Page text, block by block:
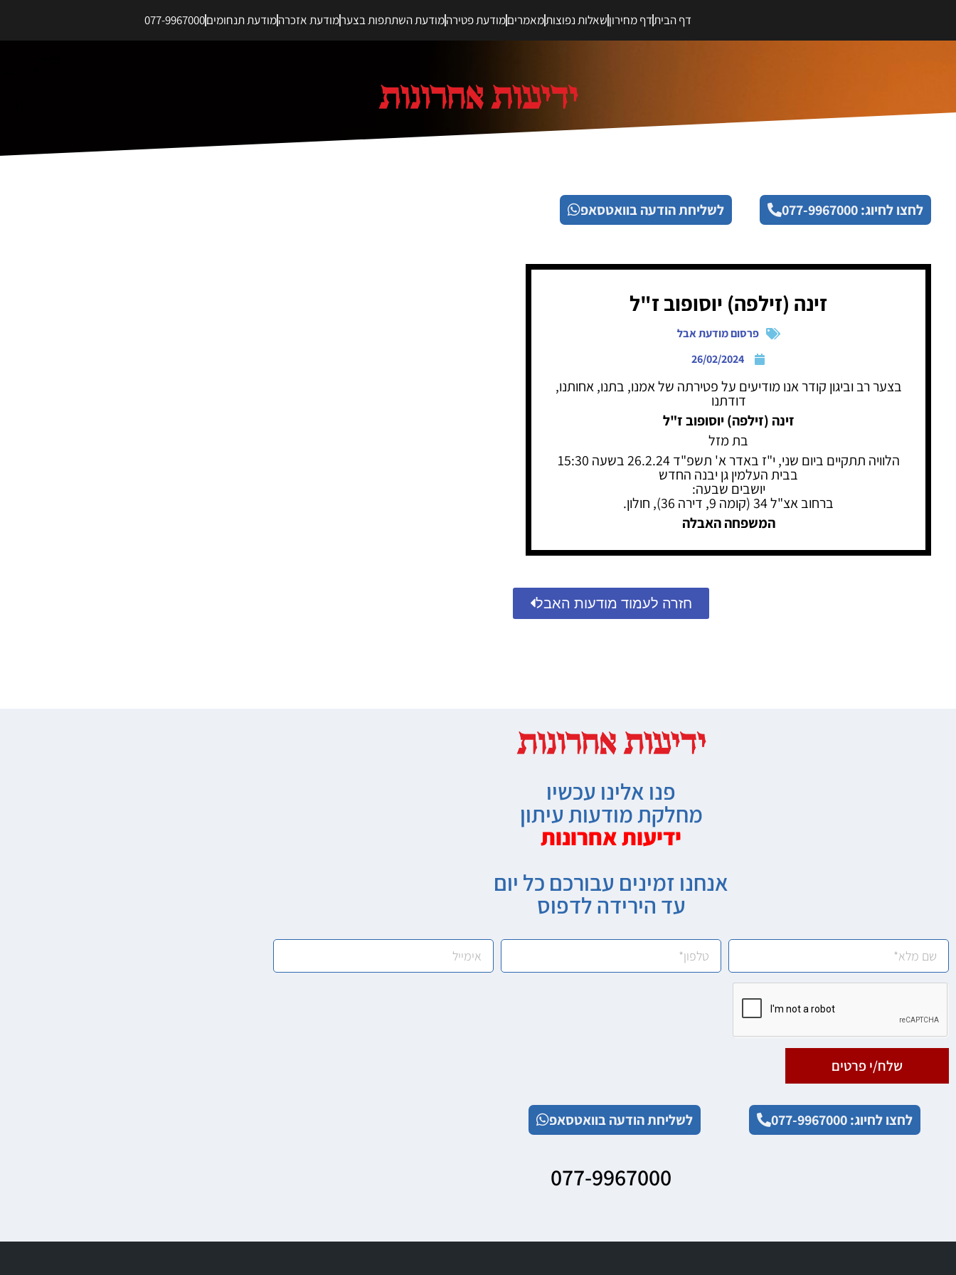
דף הביתדף מחירוןשאלות נפוצותמאמריםמודעת פטירהמודעת השתתפות בצערמודעת אזכרהמודעת תנחומים077-9967000
לחצו לחיוג: 077-9967000 לשליחת הודעה בוואטסאפ
זינה (זילפה) יוסופוב ז"ל
פרסום מודעת אבל
26/02/2024
בצער רב וביגון קודר אנו מודיעים על פטירתה של אמנו, בתנו, אחותנו,
דודתנו
זינה (זילפה) יוסופוב ז"ל
בת מזל
הלוויה תתקיים ביום שני, י"ז באדר א' תשפ"ד 26.2.24 בשעה 15:30
בבית העלמין גן יבנה החדש
יושבים שבעה:
ברחוב אצ"ל 34 (קומה 9, דירה 36), חולון.
המשפחה האבלה
חזרה לעמוד מודעות האבל
פנו אלינו עכשיו
מחלקת מודעות עיתון
ידיעות אחרונות
אנחנו זמינים עבורכם כל יום
עד הירידה לדפוס
שלח/י פרטים
לחצו לחיוג: 077-9967000 לשליחת הודעה בוואטסאפ
077-9967000